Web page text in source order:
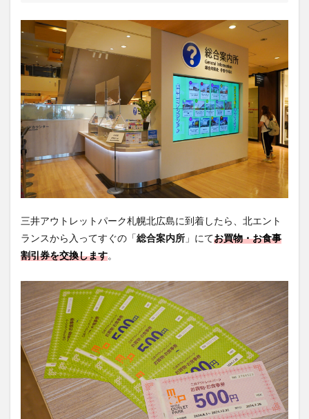
三井アウトレットパーク札幌北広島に到着したら、北エント
ランスから入ってすぐの「総合案内所 」にてお買物・お食事
割引券を交換します。